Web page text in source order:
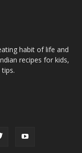
habit of life and
recipes for kids,